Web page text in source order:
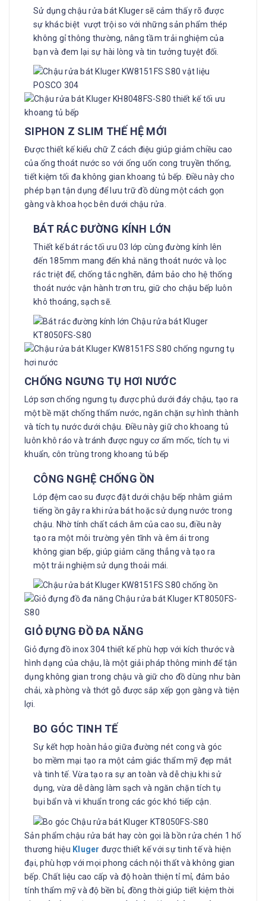
Sử dụng chậu rửa bát Kluger sẽ cảm thấy rõ được
sự khác biệt vượt trội so với những sản phẩm thép
không gỉ thông thường, nâng tầm trải nghiệm của
bạn và đem lại sự hài lòng và tin tưởng tuyệt đối.
SIPHON Z SLIM THẾ HỆ MỚI
Được thiết kế kiểu chữ Z cách điệu giúp giảm chiều cao
của ống thoát nước so với ống uốn cong truyền thống,
tiết kiệm tối đa không gian khoang tủ bếp. Điều này cho
phép bạn tận dụng để lưu trữ đồ dùng một cách gọn
gàng và khoa học bên dưới chậu rửa.
BÁT RÁCĐƯỜNG KÍNH LỚN
Thiết kế bát rác tối ưu 03 lớp cùng đường kính lên
đến 185mm mang đến khả năng thoát nước và lọc
rác triệt để, chống tắc nghẽn, đảm bảo cho hệ thống
thoát nước vận hành trơn tru, giữ cho chậu bếp luôn
khô thoáng, sạch sẽ.
CHỐNG NGƯNG TỤ HƠI NƯỚC
Lớp sơn chống ngưng tụ được phủ dưới đáy chậu, tạo ra
một bề mặt chống thấm nước, ngăn chặn sự hình thành
và tích tụ nước dưới chậu. Điều này giữ cho khoang tủ
luôn khô ráo và tránh được nguy cơ ẩm mốc, tích tụ vi
khuẩn, côn trùng trong khoang tủ bếp
CÔNG NGHỆ CHỐNG ỒN
Lớp đệm cao su được đặt dưới chậu bếp nhằm giảm
tiếng ồn gây ra khi rửa bát hoặc sử dụng nước trong
chậu. Nhờ tính chất cách âm của cao su, điều này
tạo ra một môi trường yên tĩnh và êm ái trong
không gian bếp, giúp giảm căng thẳng và tạo ra
một trải nghiệm sử dụng thoải mái.
GIỎ ĐỰNG ĐỒĐA NĂNG
Giỏ đựng đồ inox 304 thiết kế phù hợp với kích thước và
hình dạng của chậu, là một giải pháp thông minh để tận
dụng không gian trong chậu và giữ cho đồ dùng như bàn
chải, xà phòng và thớt gỗ được sắp xếp gọn gàng và tiện
lợi.
BO GÓC TINH TẾ
Sự kết hợp hoàn hảo giữa đường nét cong và góc
bo mềm mại tạo ra một cảm giác thẩm mỹ đẹp mắt
và tinh tế. Vừa tạo ra sự an toàn và dễ chịu khi sử
dụng, vừa dễ dàng làm sạch và ngăn chặn tích tụ
bụi bẩn và vi khuẩn trong các góc khó tiếp cận.
Sản phẩm chậu rửa bát hay còn gọi là bồn rửa chén 1 hố
thương hiệu Kluger được thiết kế với sự tinh tế và hiện
đại, phù hợp với mọi phong cách nội thất và không gian
bếp. Chất liệu cao cấp và độ hoàn thiện tỉ mỉ, đảm bảo
tính thẩm mỹ và độ bền bỉ, đồng thời giúp tiết kiệm thời